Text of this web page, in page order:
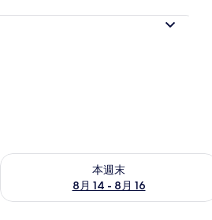
本週末
8月 14 - 8月 16
查看本週末 (8月 14 - 8月 16) 的供應情